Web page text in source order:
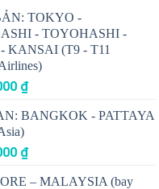
TOKYO -
- TOYOHASHI -
KANSAI (T9 - T11
₫
BANGKOK - PATTAYA
₫
– MALAYSIA (bay